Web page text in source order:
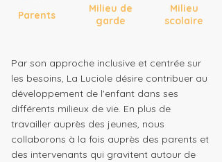
Parents
Milieu de
garde
Milieu
scolaire
Par son approche inclusive et centrée sur
les besoins, La Luciole désire contribuer au
développement de l'enfant dans ses
différents milieux de vie. En plus de
travailler auprès des jeunes, nous
collaborons à la fois auprès des parents et
des intervenants qui gravitent autour de